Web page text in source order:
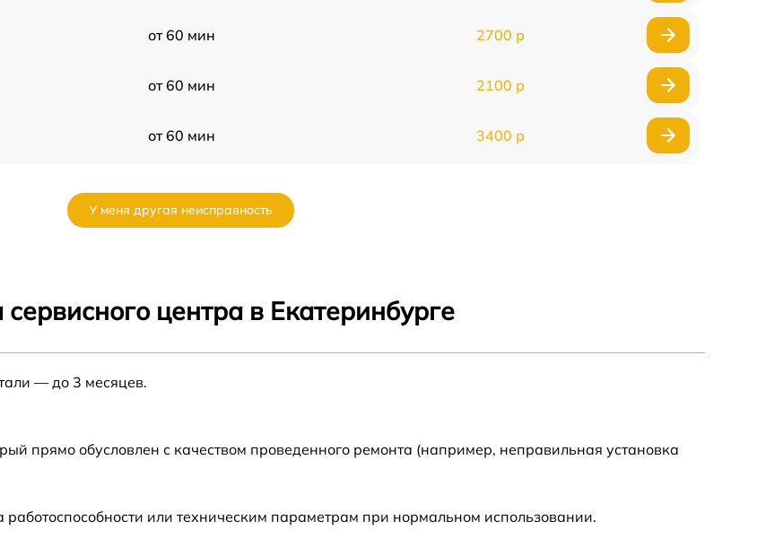
от 60 мин 2700 р
от 60 мин 2100 р
от 60 мин 3400 р
У меня другая неисправность
центра в Екатеринбурге
— до 3 месяцев.
прямо обусловлен с качеством проведенного ремонта (например, неправильная установка
или техническим параметрам при нормальном использовании.